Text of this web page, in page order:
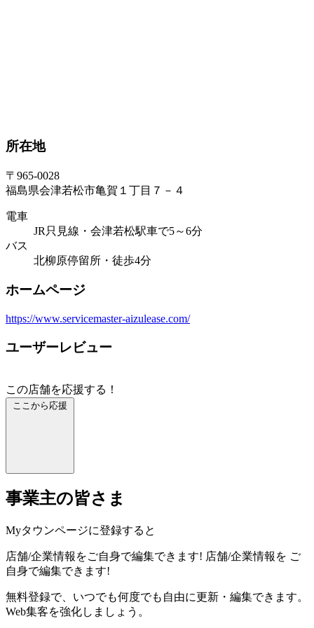
所在地
〒965-0028
福島県会津若松市亀賀１丁目７－４
電車
JR只見線・会津若松駅車で5～6分
バス
北柳原停留所・徒歩4分
ホームページ
https://www.servicemaster-aizulease.com/
ユーザーレビュー
この店舗を応援する！
ここから応援
事業主の皆さま
Myタウンページに登録すると
店舗/企業情報をご自身で編集できます! 店舗/企業情報を ご
自身で編集できます!
無料登録で、いつでも何度でも自由に更新・編集できます。
Web集客を強化しましょう。